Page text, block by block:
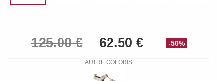
-50%
AUTRE COLORIS